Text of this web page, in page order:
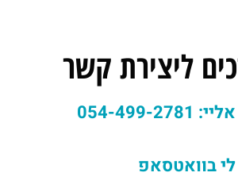
ליצירת קשר
499-2781
בוואטסאפ